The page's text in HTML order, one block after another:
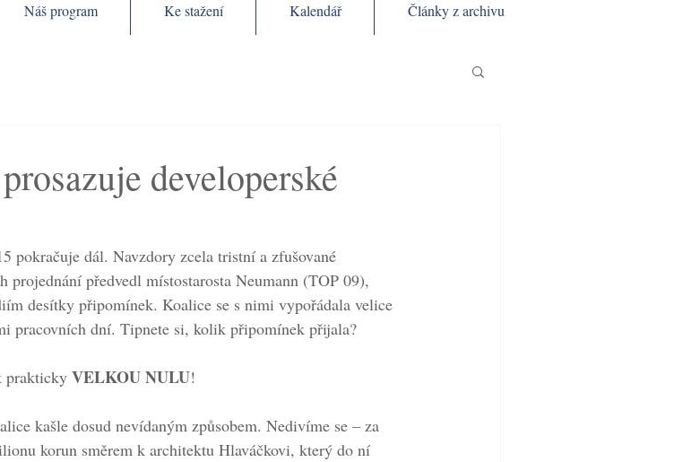
Náš program Ke stažení Kalendář Články z archivu
developerské
pokračuje dál. Navzdory zcela tristní a zfušované
předvedl místostarosta Neumann (TOP 09),
desítky připomínek. Koalice se s nimi vypořádala velice
pracovních dní. Tipnete si, kolik připomínek přijala?
prakticky VELKOU NULU!
kašle dosud nevídaným způsobem. Nedivíme se – za
korun směrem k architektu Hlaváčkovi, který do ní